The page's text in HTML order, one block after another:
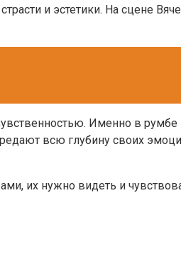
и эстетики. На сцене
Именно в румбе
всю глубину своих
их нужно видеть и